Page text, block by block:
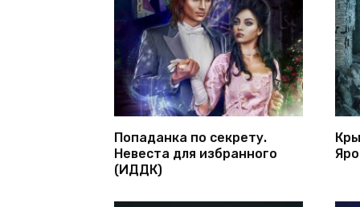
Попаданка по секрету.
Невеста для избранного
(ИДДК)